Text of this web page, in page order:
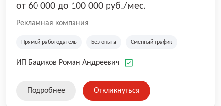
от 60 000 до 100 000 руб./мес.
Рекламная компания
Прямой работодатель Без опыта Сменный график
ИП Бадиков Роман Андреевич
Подробнее Откликнуться